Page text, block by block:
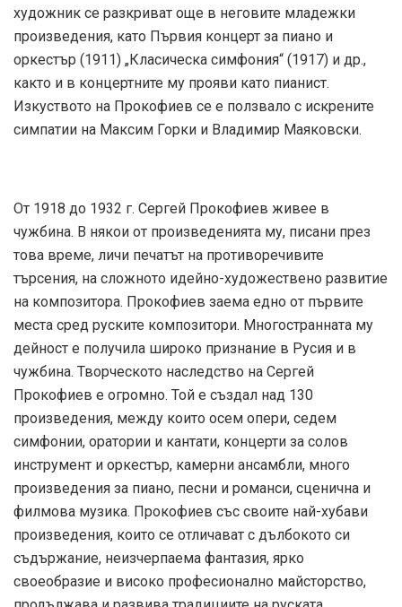
художник се разкриват още в неговите младежки
произведения, като Първия концерт за пиано и
оркестър (1911) „Класическа симфония“ (1917) и др.,
както и в концертните му прояви като пианист.
Изкуството на Прокофиев се е ползвало с искрените
симпатии на Максим Горки и Владимир Маяковски.
От 1918 до 1932 г. Сергей Прокофиев живее в
чужбина. В някои от произведенията му, писани през
това време, личи печатът на противоречивите
търсения, на сложното идейно-художествено развитие
на композитора. Прокофиев заема едно от първите
места сред руските композитори. Многостранната му
дейност е получила широко признание в Русия и в
чужбина. Творческото наследство на Сергей
Прокофиев е огромно. Той е създал над 130
произведения, между които осем опери, седем
симфонии, оратории и кантати, концерти за солов
инструмент и оркестър, камерни ансамбли, много
произведения за пиано, песни и романси, сценична и
филмова музика. Прокофиев със своите най-хубави
произведения, които се отличават с дълбокото си
съдържание, неизчерпаема фантазия, ярко
своеобразие и високо професионално майсторство,